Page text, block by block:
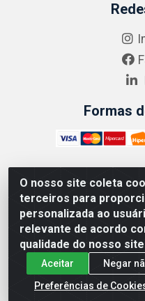
O nosso site coleta
terceiros para
personalizada ao
relevante de acordo
qualidade do nosso
Aceitar
Negar
Preferências de
Formas
ABRASEG
10.894.768/0001-00 -
Penha Circular - Rio